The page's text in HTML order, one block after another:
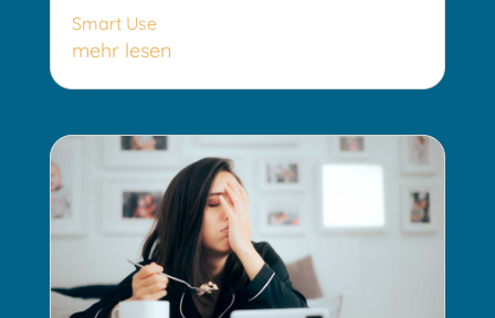
Smart Use
mehr lesen